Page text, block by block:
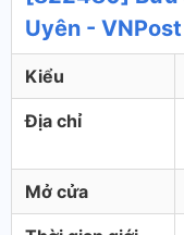
Uyên -
Kiểu
Địa chỉ
Mở cửa